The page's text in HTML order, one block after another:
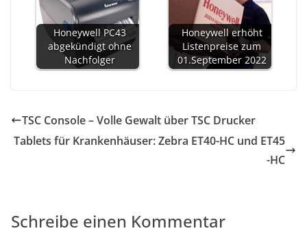
Honeywell PC43
abgekündigt ohne
Nachfolger
Honeywell erhöht
Listenpreise zum
01.September 2022
TSC Console – Volle Gewalt über TSC Drucker
Tablets für Krankenhäuser: Zebra ET40-HC und ET45
-HC
Schreibe einen Kommentar